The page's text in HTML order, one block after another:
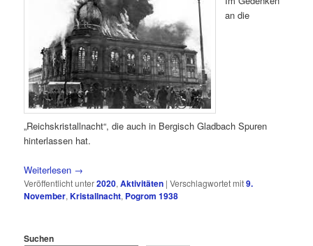
an die
„Reichskristallnacht“, die auch in Bergisch Gladbach Spuren
hinterlassen hat.
Weiterlesen →
Veröffentlicht unter2020,Aktivitäten |Verschlagwortet mit9.
November,Kristallnacht, Pogrom 1938
Suchen